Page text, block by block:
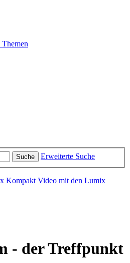
Suche Erweiterte Suche
Kompakt Video mit den Lumix
- der Treffpunkt